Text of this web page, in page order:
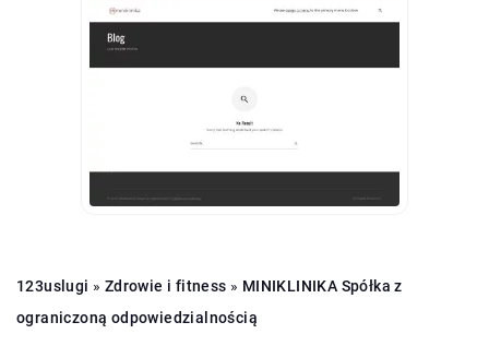
123uslugi » Zdrowie i fitness » MINIKLINIKA Spółka z
ograniczoną odpowiedzialnością